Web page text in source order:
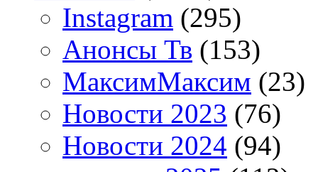
Instagram (295)
Анонсы Тв (153)
МаксимМаксим (23)
Новости 2023 (76)
Новости 2024 (94)